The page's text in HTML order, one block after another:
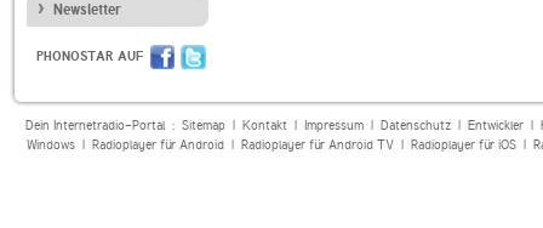
Newsletter
PHONOSTAR AUF
Dein Internetradio-Portal : Sitemap| Kontakt| Impressum| Datenschutz| Entwickler|
Windows| Radioplayer für Android| Radioplayer für Android TV| Radioplayer für iOS|